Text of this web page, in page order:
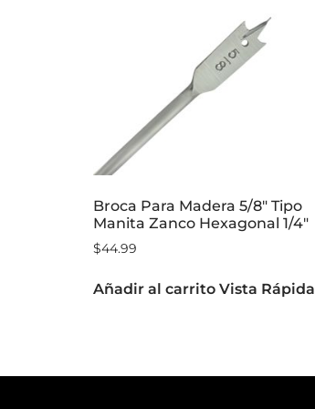
Broca Para Madera 5/8″ Tipo
Manita Zanco Hexagonal 1/4″
$44.99
Añadir al carrito Vista Rápida